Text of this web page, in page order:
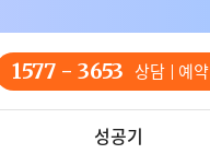
1577 - 3653 상담 예약
성공기